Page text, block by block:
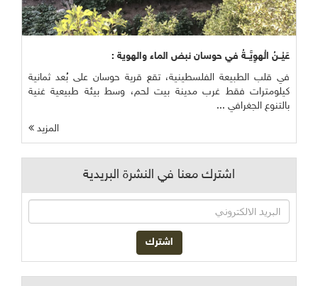
عَيْــنُ الْهوِيَّــةُ في حوسان نبض الماء والهوية :
في قلب الطبيعة الفلسطينية، تقع قرية حوسان على بُعد ثمانية
كيلومترات فقط غرب مدينة بيت لحم، وسط بيئة طبيعية غنية
بالتنوع الجغرافي ...
المزيد
اشترك معنا في النشرة البريدية